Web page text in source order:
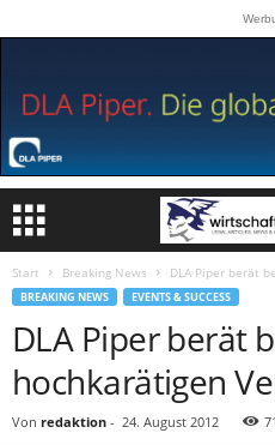
Start Breaking News DLA Piper berät
BREAKING NEWS EVENTS & SUCCESS
DLA Piper berät
hochkarätigen
Von redaktion - 24. August 2012